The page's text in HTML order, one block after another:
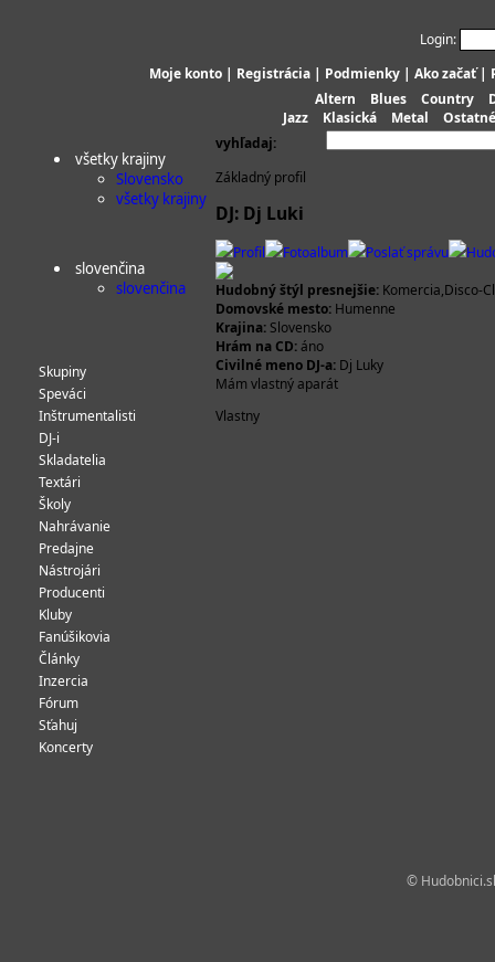
Login:
Moje konto | Registrácia | Podmienky | Ako začať|
Altern
Blues Country
Jazz
Klasická Metal
Ostatné
vyhľadaj:
všetky krajiny
Slovensko
všetky krajiny
slovenčina
slovenčina
Skupiny
Speváci
Inštrumentalisti
DJ-i
Skladatelia
Textári
Školy
Nahrávanie
Predajne
Nástrojári
Producenti
Kluby
Fanúšikovia
Články
Inzercia
Fórum
Sťahuj
Koncerty
Základný profil
DJ: Dj Luki
Profil Fotoalbum Poslať správu
Hudobný štýl presnejšie: Komercia,Disco-
Domovské mesto: Humenne
Krajina: Slovensko
Hrám na CD:áno
Civilné meno DJ-a: Dj Luky
Mám vlastný aparát
Vlastny
©